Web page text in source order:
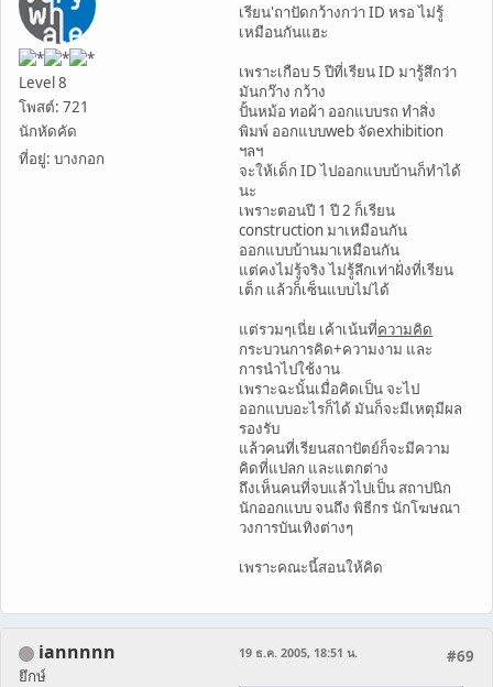
Level 8
โพสต์: 721
นักหัดคัด
ที่อยู่: บางกอก
เรียน'ถาปัดกว้างกว่า ID หรอ ไม่รู้
เหมือนกันแฮะ
เพราะเกือบ 5 ปีที่เรียน ID มารู้สึกว่า
มันกว๊าง กว้าง
ปั้นหม้อ ทอผ้า ออกแบบรถ ทำสิ่ง
พิมพ์ ออกแบบweb จัดexhibition
ฯลฯ
จะให้เด็ก ID ไปออกแบบบ้านก็ทำได้
นะ
เพราะตอนปี 1 ปี 2 ก็เรียน
construction มาเหมือนกัน
ออกแบบบ้านมาเหมือนกัน
แต่คงไม่รู้จริง ไม่รู้ลึกเท่าฝั่งที่เรียน
เต็ก แล้วก็เซ็นแบบไม่ได้
แต่รวมๆเนี่ย เค้าเน้นที่ความคิด
กระบวนการคิด+ความงาม และ
การนำไปใช้งาน
เพราะฉะนั้นเมื่อคิดเป็น จะไป
ออกแบบอะไรก็ได้ มันก็จะมีเหตุมีผล
รองรับ
แล้วคนที่เรียนสถาปัตย์ก็จะมีความ
คิดที่แปลก และแตกต่าง
ถึงเห็นคนที่จบแล้วไปเป็น สถาปนิก
นักออกแบบ จนถึง พิธีกร นักโฆษณา
วงการบันเทิงต่างๆ
เพราะคณะนี้สอนให้คิด
iannnnn
ยึกษ์
#69
19 ธ.ค. 2005, 18:51 น.